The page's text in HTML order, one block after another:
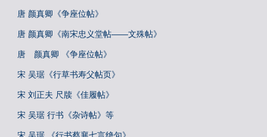
唐 颜真卿《争座位帖》
唐 颜真卿《南宋忠义堂帖——文殊帖》
唐 颜真卿 《争座位帖》
宋 吴琚《行草书寿父帖页》
宋 刘正夫 尺牍《佳履帖》
宋 吴琚 行书《杂诗帖》等